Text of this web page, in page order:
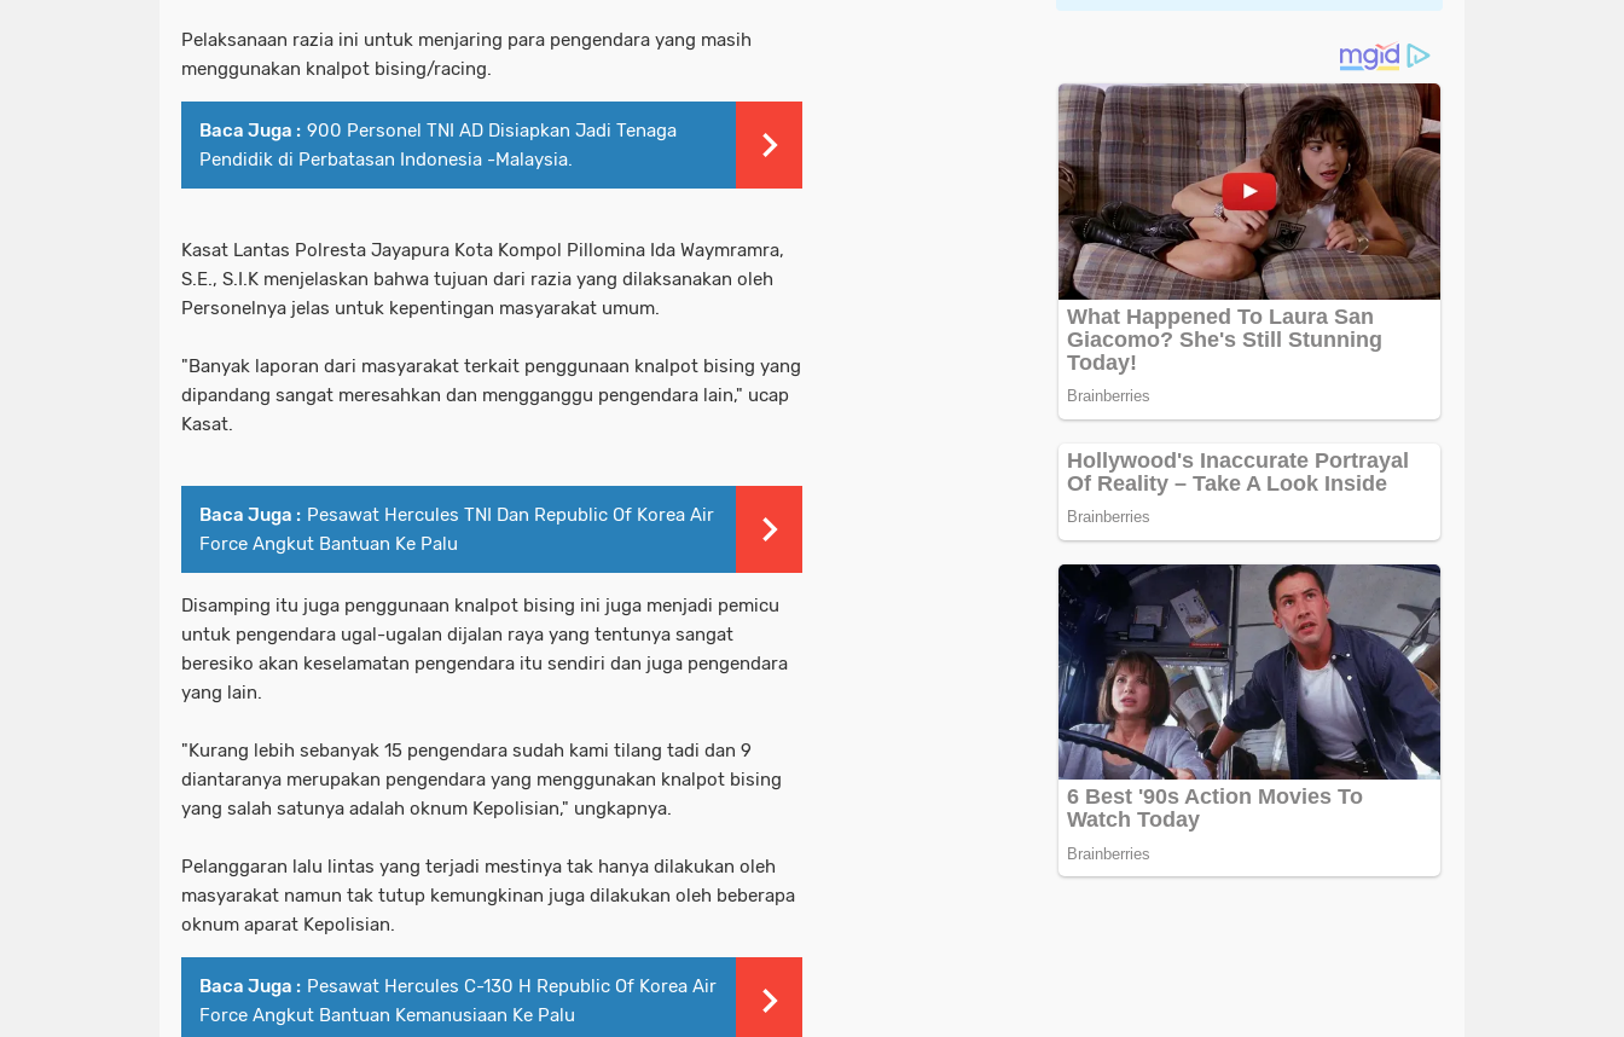
Pelaksanaan razia ini untuk menjaring para pengendara yang masih
menggunakan knalpot bising/racing.
Baca Juga : 900 Personel TNI AD Disiapkan Jadi Tenaga
Pendidik di Perbatasan Indonesia -Malaysia.
Kasat Lantas Polresta Jayapura Kota Kompol Pillomina Ida Waymramra,
S.E., S.I.K menjelaskan bahwa tujuan dari razia yang dilaksanakan oleh
Personelnya jelas untuk kepentingan masyarakat umum.
"Banyak laporan dari masyarakat terkait penggunaan knalpot bising yang
dipandang sangat meresahkan dan mengganggu pengendara lain," ucap
Kasat.
Baca Juga : Pesawat Hercules TNI Dan Republic Of Korea Air
Force Angkut Bantuan Ke Palu
Disamping itu juga penggunaan knalpot bising ini juga menjadi pemicu
untuk pengendara ugal-ugalan dijalan raya yang tentunya sangat
beresiko akan keselamatan pengendara itu sendiri dan juga pengendara
yang lain.
"Kurang lebih sebanyak 15 pengendara sudah kami tilang tadi dan 9
diantaranya merupakan pengendara yang menggunakan knalpot bising
yang salah satunya adalah oknum Kepolisian," ungkapnya.
Pelanggaran lalu lintas yang terjadi mestinya tak hanya dilakukan oleh
masyarakat namun tak tutup kemungkinan juga dilakukan oleh beberapa
oknum aparat Kepolisian.
Baca Juga : Pesawat Hercules C-130 H Republic Of Korea Air
Force Angkut Bantuan Kemanusiaan Ke Palu